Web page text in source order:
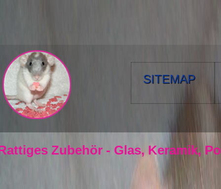
SITEMAP
Zubehör - Glas, Keramik,